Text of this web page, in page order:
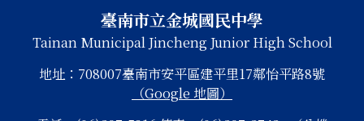
頁尾區域內容臺南市立金城國民中學
Tainan Municipal Jincheng Junior High School
地址：708007臺南市安平區建平里17鄰怡平路8號
（Google 地圖）